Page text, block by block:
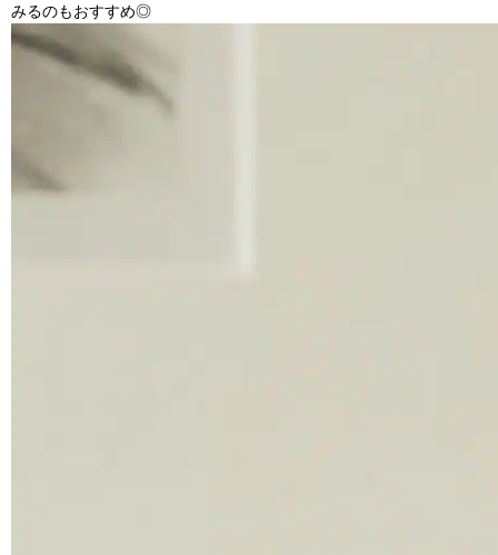
みるのもおすすめ◎